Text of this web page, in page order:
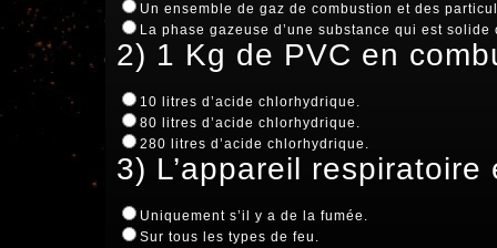
Un ensemble de gaz de combustion et des
La phase gazeuse d’une substance qui est
2) 1 Kg de PVC en
10 litres d’acide chlorhydrique.
80 litres d’acide chlorhydrique.
280 litres d’acide chlorhydrique.
3) L’appareil
Uniquement s’il y a de la fumée.
Sur tous les types de feu.